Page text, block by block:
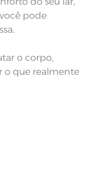
pode
o corpo,
o que realmente